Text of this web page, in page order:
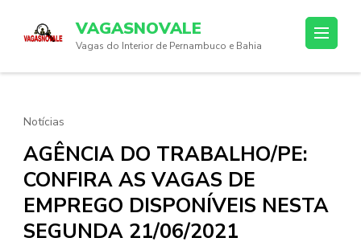
(Press
VAGASNOVALE
Vagas do Interior de Pernambuco e Bahia
Notícias
AGÊNCIA DO TRABALHO/PE:
CONFIRA AS VAGAS DE
EMPREGO DISPONÍVEIS NESTA
SEGUNDA 21/06/2021